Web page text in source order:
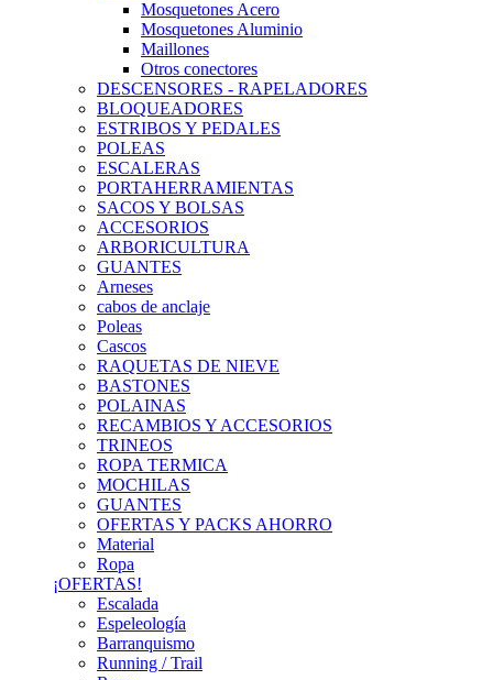
Mosquetones Acero
Mosquetones Aluminio
Maillones
Otros conectores
DESCENSORES - RAPELADORES
BLOQUEADORES
ESTRIBOS Y PEDALES
POLEAS
ESCALERAS
PORTAHERRAMIENTAS
SACOS Y BOLSAS
ACCESORIOS
ARBORICULTURA
GUANTES
Arneses
cabos de anclaje
Poleas
Cascos
RAQUETAS DE NIEVE
BASTONES
POLAINAS
RECAMBIOS Y ACCESORIOS
TRINEOS
ROPA TERMICA
MOCHILAS
GUANTES
OFERTAS Y PACKS AHORRO
Material
Ropa
¡OFERTAS!
Escalada
Espeleología
Barranquismo
Running / Trail